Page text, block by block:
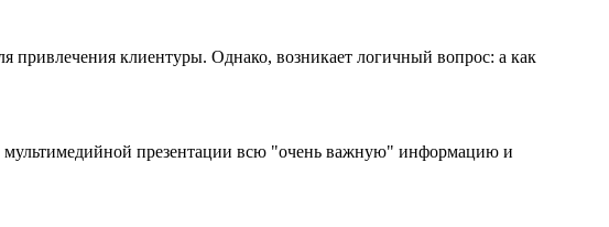
привлечения клиентуры. Однако, возникает логичный вопрос: а как
мультимедийной презентации всю "очень важную" информацию и